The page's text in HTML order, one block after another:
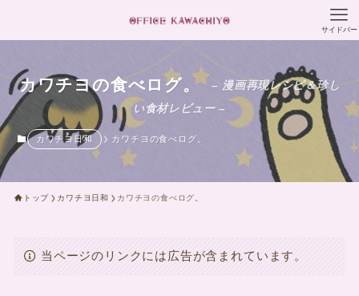
サイドバー
カワチヨの食べログ。
– 漫画再現レシピ＆珍し
い食材レビュー –
カワチヨ日和 カワチヨの食べログ。
トップ カワチヨ日和 カワチヨの食べログ。
当ページのリンクには広告が含まれています。